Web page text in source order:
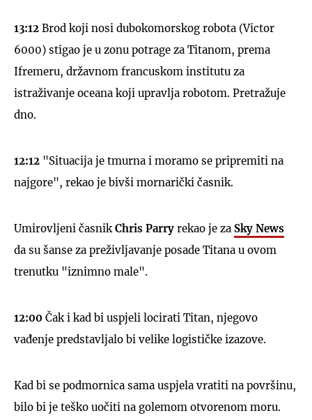
13:12 Brod koji nosi dubokomorskog robota (Victor
6000) stigao je u zonu potrage za Titanom, prema
Ifremeru, državnom francuskom institutu za
istraživanje oceana koji upravlja robotom. Pretražuje
dno.
12:12 "Situacija je tmurna i moramo se pripremiti na
najgore", rekao je bivši mornarički časnik.
Umirovljeni časnikChris Parry rekao je za Sky News
da su šanse za preživljavanje posade Titana u ovom
trenutku "iznimno male".
12:00 Čak i kad bi uspjeli locirati Titan, njegovo
vađenje predstavljalo bi velike logističke izazove.
Kad bi se podmornica sama uspjela vratiti na površinu,
bilo bi je teško uočiti na golemom otvorenom moru.